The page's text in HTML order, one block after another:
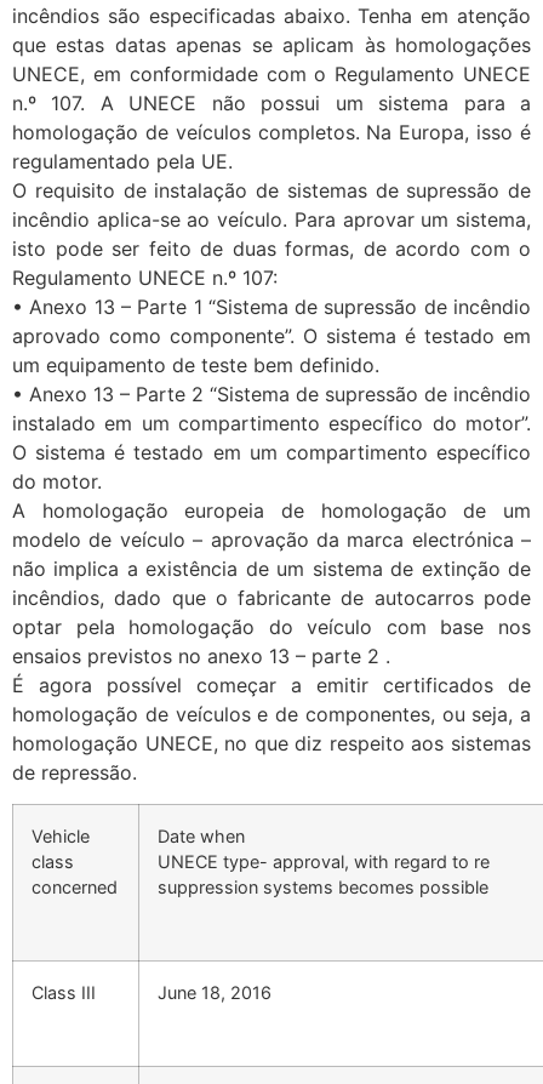
incêndios são especificadas abaixo. Tenha em atenção
que estas datas apenas se aplicam às homologações
UNECE, em conformidade com o Regulamento UNECE
n.º 107. A UNECE não possui um sistema para a
homologação de veículos completos. Na Europa, isso é
regulamentado pela UE.
O requisito de instalação de sistemas de supressão de
incêndio aplica-se ao veículo. Para aprovar um sistema,
isto pode ser feito de duas formas, de acordo com o
Regulamento UNECE n.º 107:
• Anexo 13 – Parte 1 “Sistema de supressão de incêndio
aprovado como componente”. O sistema é testado em
um equipamento de teste bem definido.
• Anexo 13 – Parte 2 “Sistema de supressão de incêndio
instalado em um compartimento específico do motor”.
O sistema é testado em um compartimento específico
do motor.
A homologação europeia de homologação de um
modelo de veículo – aprovação da marca electrónica –
não implica a existência de um sistema de extinção de
incêndios, dado que o fabricante de autocarros pode
optar pela homologação do veículo com base nos
ensaios previstos no anexo 13 – parte 2 .
É agora possível começar a emitir certificados de
homologação de veículos e de componentes, ou seja, a
homologação UNECE, no que diz respeito aos sistemas
de repressão.
Vehicle
class
concerned
Date when
UNECE type- approval, with regard to re
suppression systems becomes possible
Class III June 18, 2016